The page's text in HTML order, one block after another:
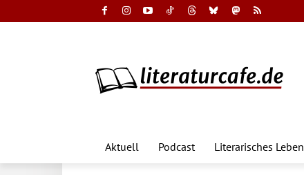
Aktuell Podcast Literarisches Leben